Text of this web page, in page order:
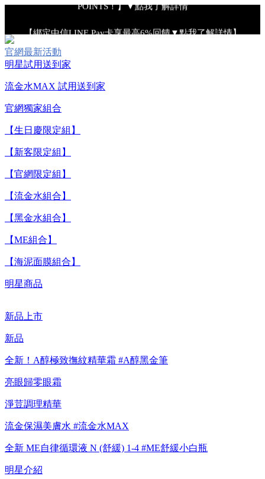
【重要公告】IPSA 無法驗證非官方通路銷售之品牌商品的真實
【全新流金水MAX 百元試用送到家！再享回購金】▼點我立
【8/4-8/9 新客LINE購物導購滿$2,000送100點LINE
【綁定中信LINE Pay卡享最高6%回饋▼點我了解詳情】
官網最新活動
明星試用送到家
流金水MAX 試用送到家
官網獨家組合
【生日慶限定組】
【新客限定組】
【官網限定組】
【流金水組合】
【黑金水組合】
【ME組合】
【海泥面膜組合】
明星商品
新品上市
新品
全新！A醇極致撫紋精華霜 #A醇黑金筆
亮眼歸零眼霜
淨荳調理精華
流金保濕美膚水 #流金水MAX
全新 ME自律循環液 N (舒緩) 1-4 #ME舒緩小白瓶
明星介紹